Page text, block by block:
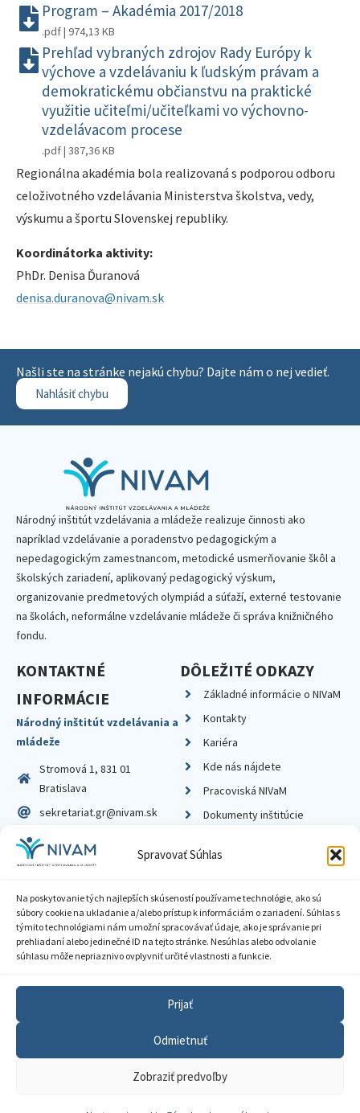
Spravovať Súhlas
Na poskytovanie tých najlepších skúseností používame technológie, ako sú
súbory cookie na ukladanie a/alebo prístup k informáciám o zariadení. Súhlas s
týmito technológiami nám umožní spracovávať údaje, ako je správanie pri
prehliadaní alebo jedinečné ID na tejto stránke. Nesúhlas alebo odvolanie
súhlasu môže nepriaznivo ovplyvniť určité vlastnosti a funkcie.
Prijať
Odmietnuť
Zobraziť predvoľby
Program – Akadémia 2017/2018
.pdf | 974,13 KB
Prehľad vybraných zdrojov Rady Európy k
výchove a vzdelávaniu k ľudským právam a
demokratickému občianstvu na praktické
využitie učiteľmi/učiteľkami vo výchovno-
vzdelávacom procese
.pdf | 387,36 KB
Regionálna akadémia bola realizovaná s podporou odboru
celoživotného vzdelávania Ministerstva školstva, vedy,
výskumu a športu Slovenskej republiky.
Koordinátorka aktivity:
PhDr. Denisa Ďuranová
denisa.duranova@nivam.sk
Našli ste na stránke nejakú chybu? Dajte nám o nej vedieť.
Nahlásiť chybu
Národný inštitút vzdelávania a mládeže realizuje činnosti ako
napríklad vzdelávanie a poradenstvo pedagogickým a
nepedagogickým zamestnancom, metodické usmerňovanie škôl a
školských zariadení, aplikovaný pedagogický výskum,
organizovanie predmetových olympiád a súťaží, externé testovanie
na školách, neformálne vzdelávanie mládeže či správa knižničného
fondu.
KONTAKTNÉ
INFORMÁCIE
Národný inštitút vzdelávania a
mládeže
Stromová 1, 831 01
Bratislava
sekretariat.gr@nivam.sk
IČO: 00164348
DIČ: 2020798714
DÔLEŽITÉ ODKAZY
Základné informácie o NIVaM
Kontakty
Kariéra
Kde nás nájdete
Pracoviská NIVaM
Dokumenty inštitúcie
Zásady ochrany súkromia
Sprístupnenie informácií
Nastavenia cookies
GDPR